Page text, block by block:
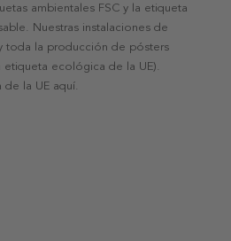
ambientales FSC y la etiqueta
Nuestras instalaciones de
toda la producción de pósters
etiqueta ecológica de la UE).
la UE aquí.